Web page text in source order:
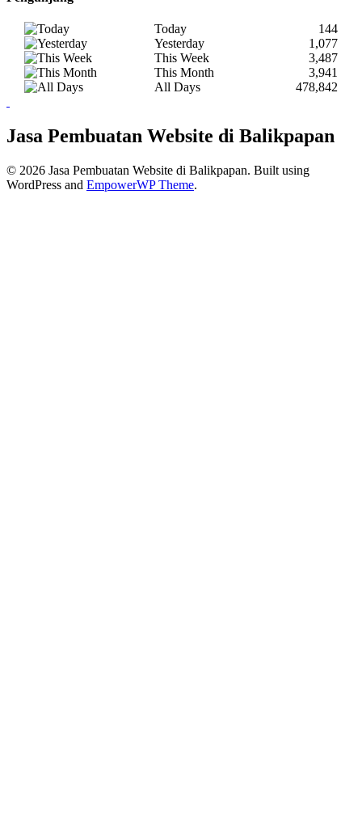
Today
144
Yesterday
1,077
This Week
3,487
This Month
3,941
All Days
478,842
Jasa Pembuatan Website di Balikpapan
© 2026 Jasa Pembuatan Website di Balikpapan. Built using
WordPress and EmpowerWP Theme.